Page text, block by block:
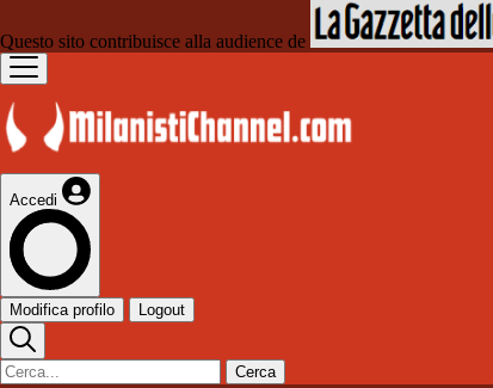
Questo sito contribuisce alla audience de
Accedi
Modifica profilo Logout
Cerca